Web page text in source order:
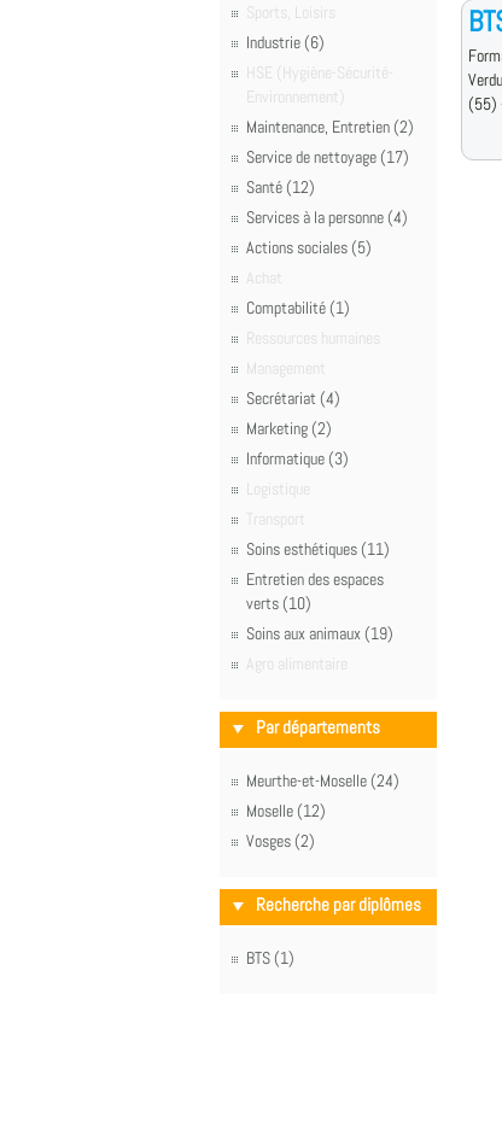
Sports, Loisirs
Industrie (6)
HSE (Hygiène-Sécurité-
Environnement)
Maintenance, Entretien (2)
Service de nettoyage (17)
Santé (12)
Services à la personne (4)
Actions sociales (5)
Achat
Comptabilité (1)
Ressources humaines
Management
Secrétariat (4)
Marketing (2)
Informatique (3)
Logistique
Transport
Soins esthétiques (11)
Entretien des espaces
verts (10)
Soins aux animaux (19)
Agro alimentaire
Par départements
Meurthe-et-Moselle (24)
Moselle (12)
Vosges (2)
Recherche par diplômes
BTS (1)
(55)